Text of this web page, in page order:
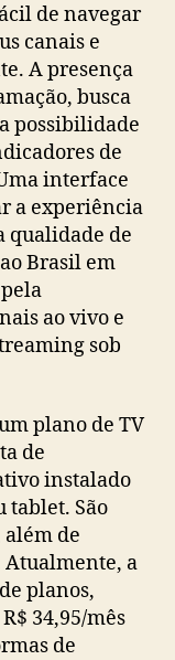
de navegar
canais e
A presença
busca
possibilidade
de
interface
a experiência
qualidade de
Brasil em
ao vivo e
sob
plano de TV
de
instalado
tablet. São
além de
Atualmente, a
planos,
34,95/mês
de